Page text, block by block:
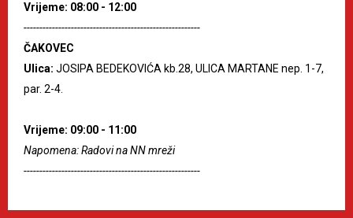
Vrijeme: 08:00 - 12:00
--------------------------------------------------------
ČAKOVEC
Ulica: JOSIPA BEDEKOVIĆA kb.28, ULICA MARTANE nep. 1-7,
par. 2-4.
Vrijeme: 09:00 - 11:00
Napomena: Radovi na NN mreži
--------------------------------------------------------